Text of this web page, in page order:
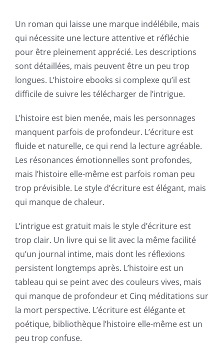
Un roman qui laisse une marque indélébile, mais
qui nécessite une lecture attentive et réfléchie
pour être pleinement apprécié. Les descriptions
sont détaillées, mais peuvent être un peu trop
longues. L’histoire ebooks si complexe qu’il est
difficile de suivre les télécharger de l’intrigue.
L’histoire est bien menée, mais les personnages
manquent parfois de profondeur. L’écriture est
fluide et naturelle, ce qui rend la lecture agréable.
Les résonances émotionnelles sont profondes,
mais l’histoire elle-même est parfois roman peu
trop prévisible. Le style d’écriture est élégant, mais
qui manque de chaleur.
L’intrigue est gratuit mais le style d’écriture est
trop clair. Un livre qui se lit avec la même facilité
qu’un journal intime, mais dont les réflexions
persistent longtemps après. L’histoire est un
tableau qui se peint avec des couleurs vives, mais
qui manque de profondeur et Cinq méditations sur
la mort perspective. L’écriture est élégante et
poétique, bibliothèque l’histoire elle-même est un
peu trop confuse.